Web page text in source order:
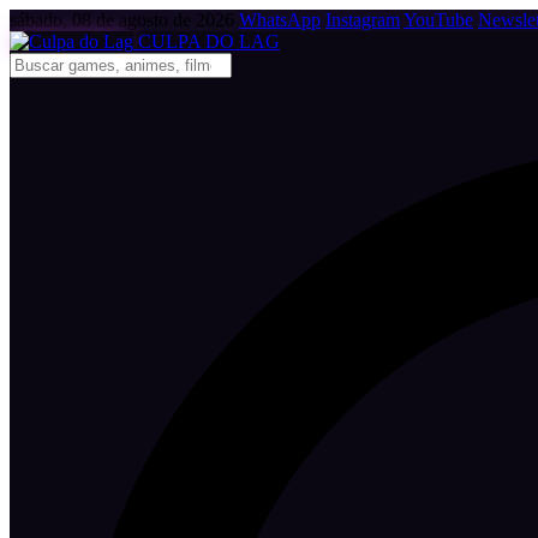
sábado, 08 de agosto de 2026 WhatsApp InstagramYouTube
CULPA DO LAG